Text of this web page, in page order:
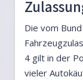
Die vom
4 gilt in der
vieler